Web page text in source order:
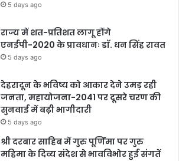
5 days ago
राज्य में शत-प्रतिशत लागू होंगे
एनईपी-2020 के प्रावधानः डाॅ. धन सिंह रावत
5 days ago
देहरादून के भविष्य को आकार देने उमड़ रही
जनता, महायोजना-2041 पर दूसरे चरण की
सुनवाई में बढ़ी भागीदारी
5 days ago
श्री दरबार साहिब में गुरु पूर्णिमा पर गुरु
महिमा के दिव्य संदेश से भावविभोर हुई संगतें